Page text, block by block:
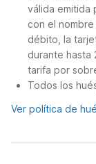
válida emitida
con el
débito, la
durante hasta
tarifa por
Todos los
Ver política de